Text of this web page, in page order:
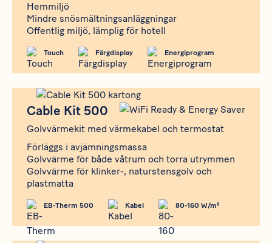
Hemmiljö
Mindre snösmältningsanläggningar
Offentlig miljö, lämplig för hotell
Touch Färgdisplay Energiprogram
Produkt
Cable Kit 500
Golvvärmekit med värmekabel och termostat
Förläggs i avjämningsmassa
Golvvärme för både våtrum och torra utrymmen
Golvvärme för klinker-, naturstensgolv och
plastmatta
EB-Therm 500 Kabel 80-160 W/m²
Cable Kit 500